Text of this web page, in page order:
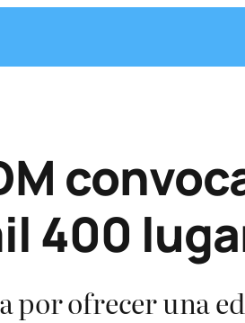
400
por ofrecer una